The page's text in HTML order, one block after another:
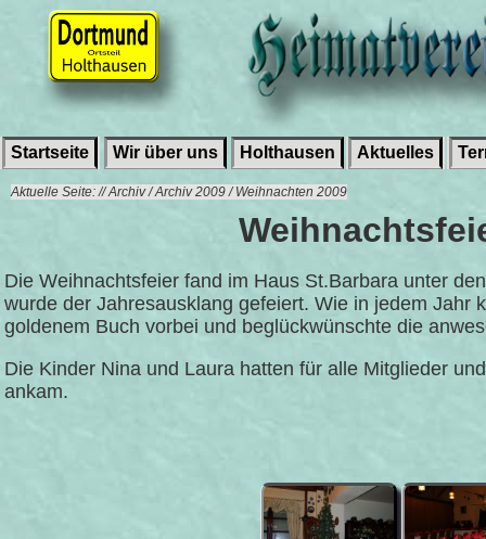
Startseite Wir über uns Holthausen Aktuelles
Aktuelle Seite: // Archiv / Archiv 2009 / Weihnachten 2009
Die Weihnachtsfeier fand im Haus St.Barbara unter
wurde der Jahresausklang gefeiert. Wie in jedem Jahr
goldenem Buch vorbei und beglückwünschte die
Die Kinder Nina und Laura hatten für alle Mitglieder
ankam.